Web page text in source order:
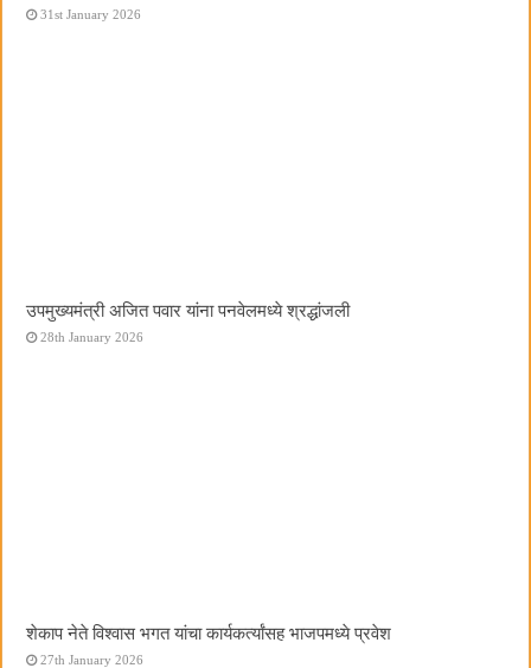
31st January 2026
उपमुख्यमंत्री अजित पवार यांना पनवेलमध्ये श्रद्धांजली
28th January 2026
शेकाप नेते विश्वास भगत यांचा कार्यकर्त्यांसह भाजपमध्ये प्रवेश
27th January 2026